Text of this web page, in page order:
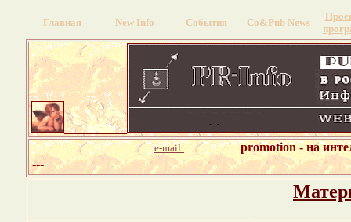
Главная New Info События Со&Pub News
e-mail:
promotion - на
---